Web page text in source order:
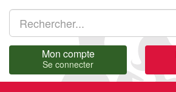
Mon compte
Se connecter